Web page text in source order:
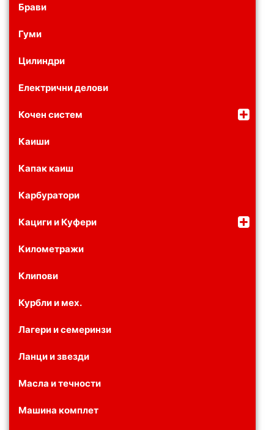
Брави
Гуми
Цилиндри
Електрични делови
Кочен систем
Каиши
Капак каиш
Карбуратори
Кациги и Куфери
Километражи
Клипови
Курбли и мех.
Лагери и семеринзи
Ланци и звезди
Масла и течности
Машина комплет